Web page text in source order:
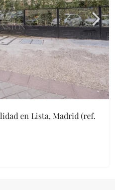
en Lista, Madrid (ref.